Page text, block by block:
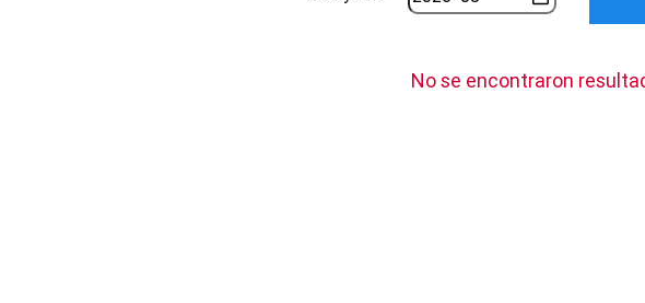
No se encontraron